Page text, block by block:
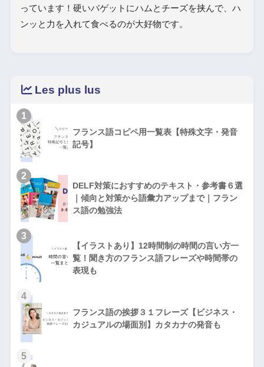
っています！硬いバゲットにハムとチーズを挟んで、ハ
ンッと力を入れて食べるのが大好物です。
Les plus lus
1
フランス語コピペ用一覧表【特殊文字・発音
記号】
2
DELF対策におすすめのテキスト・参考書６選
｜傾向と対策から語彙力アップまで｜フラン
ス語の勉強法
3
【イラストあり】12時間制の時間の言い方一
覧！聞き方のフランス語フレーズや時間帯の
表現も
4
フランス語の挨拶３１フレーズ【ビジネス・
カジュアルの場面別】カタカナの発音も
5